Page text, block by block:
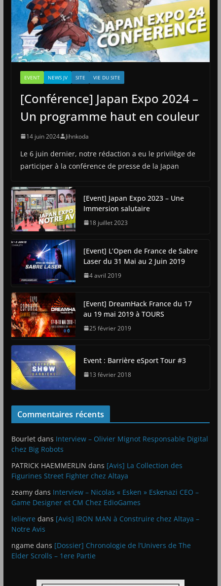
EVENT NEWS JV SITE VIE DU SITE
[Conférence] Japan Expo 2024 –
Un programme haut en couleur
14 juin 2024 Jihnkoda
Le 6 juin dernier, notre rédaction a eu le privilège de
participer à la conférence de presse de la Japan
[Event] Japan Expo 2023 – Une
Immersion salutaire
18 juillet 2023
[Event] L’Open de France de Sabre
Laser du 31 Mai au 2 Juin 2019
4 avril 2019
[Event] DreamHack France du 17
au 19 mai 2019 à TOURS
25 février 2019
Event : Barrière eSport Tour #3
13 février 2018
Commentaires récents
Bourletdans Interview – Olivier Mignot Responsable Digital
chez Big Robots
PATRICK HAEMMERLIN dans [Avis] La Collection des
Figurines Street Fighter chez Altaya
zeamydans Interview – Nicolas « Esken » Eskenazi CEO –
Game Designer et CM Chez EdioGames
lelievre dans [Avis] IRON MAN à Construire chez Altaya –
Notre Avis
ngame dans [Dossier] Chronologie de l’Univers de The
Elder Scrolls – 1ere Partie